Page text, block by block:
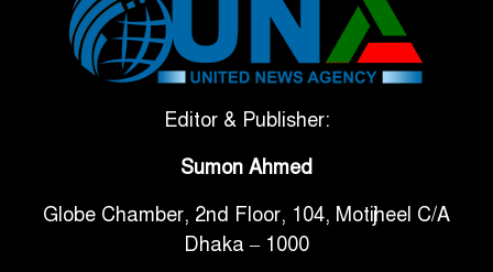
টানা ৩ ম্যাচে গোল ভিনির, ইতিহাস
বলছে বিশ্বকাপ জিতবে ব্রাজিল
সরকারি ৩শ কেজি বই বিক্রির
গাড়ি বিক্রির পর মালিকানা
পরিবর্তনে কঠোর নির্দেশনা
Editor & Publisher:
Sumon Ahmed
Globe Chamber, 2nd Floor, 104, Motijheel C/A
Dhaka – 1000